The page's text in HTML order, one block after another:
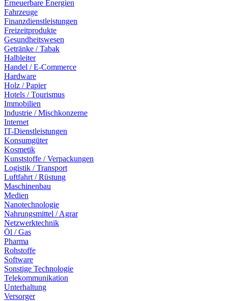
Erneuerbare Energien
Fahrzeuge
Finanzdienstleistungen
Freizeitprodukte
Gesundheitswesen
Getränke / Tabak
Halbleiter
Handel / E-Commerce
Hardware
Holz / Papier
Hotels / Tourismus
Immobilien
Industrie / Mischkonzerne
Internet
IT-Dienstleistungen
Konsumgüter
Kosmetik
Kunststoffe / Verpackungen
Logistik / Transport
Luftfahrt / Rüstung
Maschinenbau
Medien
Nanotechnologie
Nahrungsmittel / Agrar
Netzwerktechnik
Öl / Gas
Pharma
Rohstoffe
Software
Sonstige Technologie
Telekommunikation
Unterhaltung
Versorger